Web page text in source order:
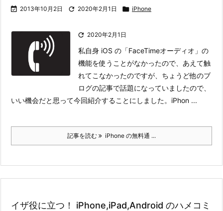
 2013年10月2日  2020年2月1日  iPhone
 2020年2月1日
私自身 iOS の「FaceTimeオーディオ」の
機能を使うことがなかったので、あえて触
れてこなかったのですが、ちょうど他のブ
ログの記事で話題になっていましたので、
いい機会だと思って今回紹介することにしました。 iPhon ...
記事を読む iPhone の無料通 ...
イザ役に立つ！ iPhone,iPad,Android のハメコミ